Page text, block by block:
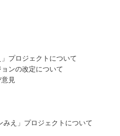
」プロジェクトについて
ョンの改定について
意見
え」プロジェクトについて